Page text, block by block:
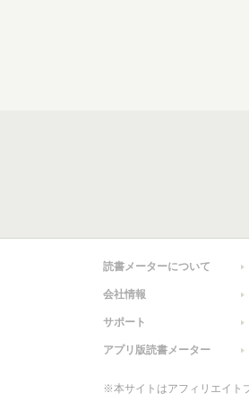
読書メーターについて
会社情報
サポート
アプリ版読書メーター
※本サイトはアフィリエイト